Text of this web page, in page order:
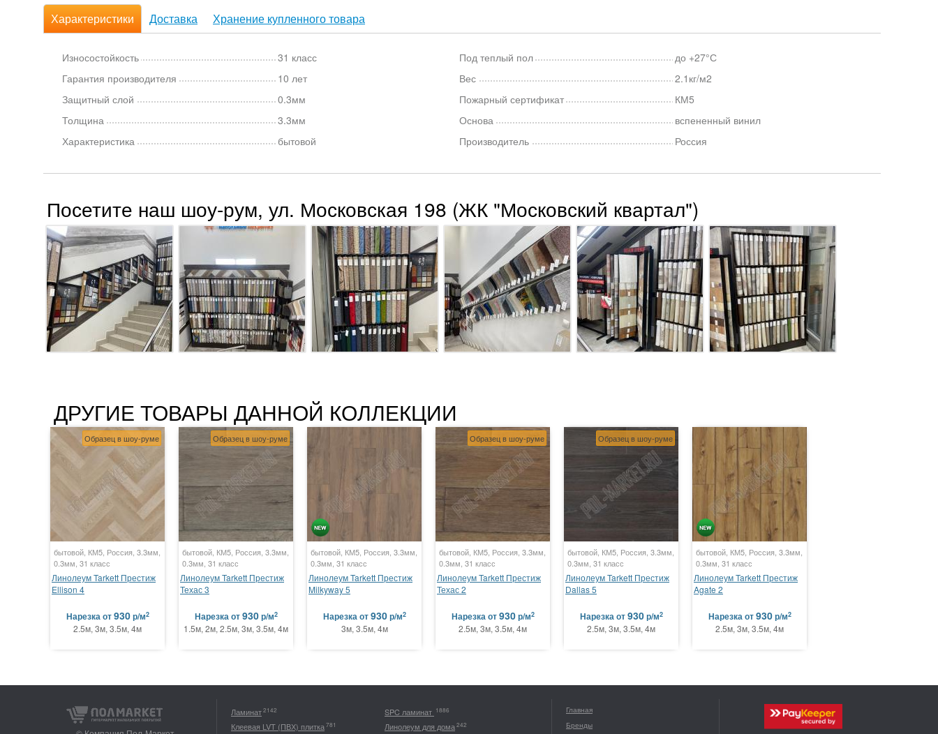
Характеристики Доставка Хранение купленного товара
Износостойкость
31 класс
Гарантия производителя
10 лет
Защитный слой
0.3мм
Толщина
3.3мм
Характеристика
бытовой
Под теплый пол
до +27°С
Вес
2.1кг/м2
Пожарный сертификат
КМ5
Основа
вспененный винил
Производитель
Россия
Посетите наш шоу-рум, ул. Московская 198 (ЖК "Московский квартал")
ДРУГИЕ ТОВАРЫ ДАННОЙ КОЛЛЕКЦИИ
Образец в шоу-руме
бытовой, КМ5, Россия, 3.3мм,
0.3мм, 31 класс
Линолеум Tarkett Престиж
Ellison 4
Нарезкаот930р/м2
2.5м, 3м, 3.5м, 4м
Образец в шоу-руме
бытовой, КМ5, Россия, 3.3мм,
0.3мм, 31 класс
Линолеум Tarkett Престиж
Техас 3
Нарезкаот930р/м2
1.5м, 2м, 2.5м, 3м, 3.5м, 4м
бытовой, КМ5, Россия, 3.3мм,
0.3мм, 31 класс
Линолеум Tarkett Престиж
Milkyway 5
Нарезкаот930р/м2
3м, 3.5м, 4м
Образец в шоу-руме
бытовой, КМ5, Россия, 3.3мм,
0.3мм, 31 класс
Линолеум Tarkett Престиж
Техас 2
Нарезкаот930р/м2
2.5м, 3м, 3.5м, 4м
Образец в шоу-руме
бытовой, КМ5, Россия, 3.3мм,
0.3мм, 31 класс
Линолеум Tarkett Престиж
Dallas 5
Нарезкаот930р/м2
2.5м, 3м, 3.5м, 4м
бытовой, КМ5, Россия, 3.3мм,
0.3мм, 31 класс
Линолеум Tarkett Престиж
Agate 2
Нарезкаот930р/м2
2.5м, 3м, 3.5м, 4м
Ламинат2142 SPC ламинат 1886
Клеевая LVT (ПВХ) плитка781 Линолеум для дома242
Главная
Бренды